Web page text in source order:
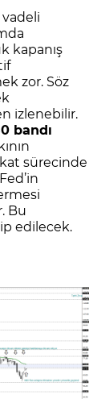
vadeli
kapanış
zor. Söz
izlenebilir.
bandı
sürecinde
Bu
edilecek.